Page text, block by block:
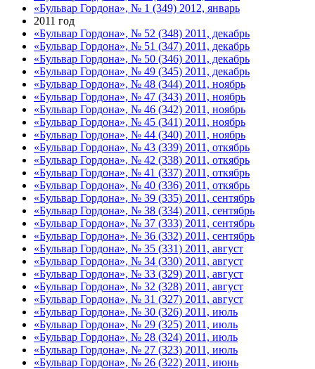
«Бульвар Гордона», № 1 (349) 2012, январь
2011 год
«Бульвар Гордона», № 52 (348) 2011, декабрь
«Бульвар Гордона», № 51 (347) 2011, декабрь
«Бульвар Гордона», № 50 (346) 2011, декабрь
«Бульвар Гордона», № 49 (345) 2011, декабрь
«Бульвар Гордона», № 48 (344) 2011, ноябрь
«Бульвар Гордона», № 47 (343) 2011, ноябрь
«Бульвар Гордона», № 46 (342) 2011, ноябрь
«Бульвар Гордона», № 45 (341) 2011, ноябрь
«Бульвар Гордона», № 44 (340) 2011, ноябрь
«Бульвар Гордона», № 43 (339) 2011, откябрь
«Бульвар Гордона», № 42 (338) 2011, откябрь
«Бульвар Гордона», № 41 (337) 2011, откябрь
«Бульвар Гордона», № 40 (336) 2011, откябрь
«Бульвар Гордона», № 39 (335) 2011, сентябрь
«Бульвар Гордона», № 38 (334) 2011, сентябрь
«Бульвар Гордона», № 37 (333) 2011, сентябрь
«Бульвар Гордона», № 36 (332) 2011, сентябрь
«Бульвар Гордона», № 35 (331) 2011, август
«Бульвар Гордона», № 34 (330) 2011, август
«Бульвар Гордона», № 33 (329) 2011, август
«Бульвар Гордона», № 32 (328) 2011, август
«Бульвар Гордона», № 31 (327) 2011, август
«Бульвар Гордона», № 30 (326) 2011, июль
«Бульвар Гордона», № 29 (325) 2011, июль
«Бульвар Гордона», № 28 (324) 2011, июль
«Бульвар Гордона», № 27 (323) 2011, июль
«Бульвар Гордона», № 26 (322) 2011, июнь